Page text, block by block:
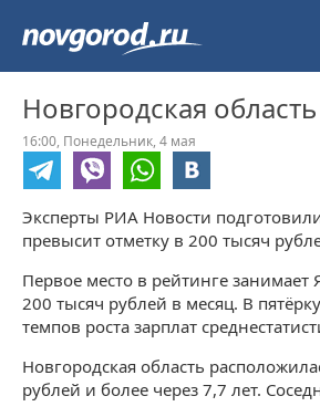
Новгородская
16:00, Понедельник, 4 мая
Эксперты РИА Новости
превысит отметку в 200 тысяч
Первое место в рейтинге
200 тысяч рублей в месяц. В
темпов роста зарплат
Новгородская область
рублей и более через 7,7 лет.